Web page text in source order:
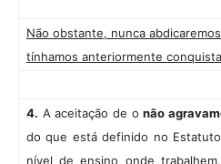
Não obstante, nunca
tínhamos anteriormente
4. A aceitação de onão
do que está definido no
nível de ensino onde